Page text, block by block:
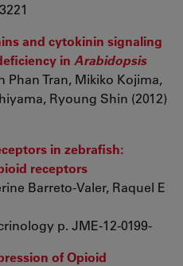
and cytokinin signaling
in Arabidopsis
Phan Tran, Mikiko Kojima,
Ryoung Shin (2012)
in zebrafish:
receptors
Barreto-Valer, Raquel E
p. JME-12-0199-
of Opioid